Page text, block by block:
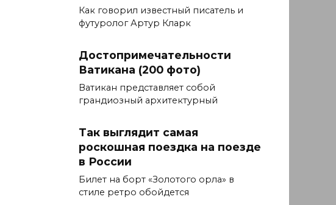
Как говорил известный писатель и
футуролог Артур Кларк
Достопримечательности
Ватикана (200 фото)
Ватикан представляет собой
грандиозный архитектурный
Так выглядит самая
роскошная поездка на поезде
в России
Билет на борт «Золотого орла» в
стиле ретро обойдется